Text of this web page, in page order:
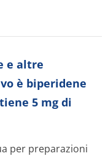
e altre
è biperidene
5 mg di
per preparazioni